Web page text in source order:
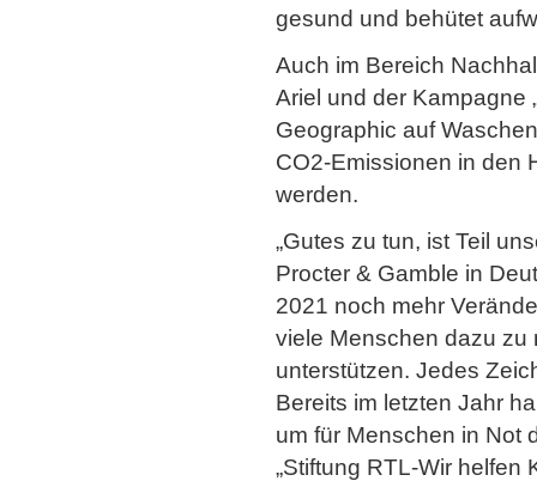
gesund und behütet
Auch im Bereich
Ariel und der Kampagne
Geographic auf
CO2-Emissionen in den
werden.
„Gutes zu tun, ist Teil
Procter & Gamble in
2021 noch mehr
viele Menschen dazu zu
unterstützen. Jedes
Bereits im letzten Jahr
um für Menschen in Not
„Stiftung RTL-Wir helfen